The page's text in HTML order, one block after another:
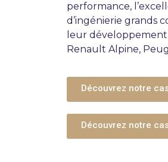
performance,
d’ingénierie grands
leur
Renault Alpine,
Découvrez notre
Découvrez notre